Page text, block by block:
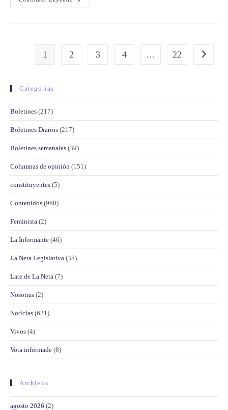
1 2 3 4 … 22
Categorías
Boletines (217)
Boletines Diarios (217)
Boletines semanales (39)
Columnas de opinión (151)
constituyentes (5)
Contenidos (960)
Feminista (2)
La Informante (46)
La Neta Legislativa (35)
Late de La Neta (7)
Nosotras (2)
Noticias (621)
Vivos (4)
Vota informade (8)
Archivos
agosto 2026 (2)